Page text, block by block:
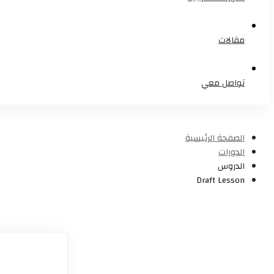
مقالات
تواصل معي
الصفحة الرئيسية
الدورات
الدروس
Draft Lesson